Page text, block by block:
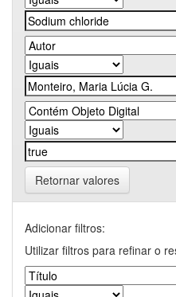
Retornar valores
Adicionar filtros:
Utilizar filtros para refinar o